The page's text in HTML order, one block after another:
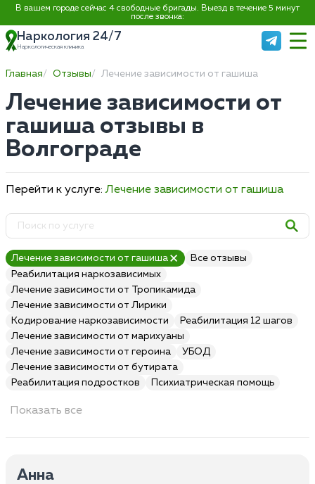
В вашем городе сейчас 4 свободные бригады. Выезд в течение 5 минут
после звонка:
Наркология 24/7
Наркологическая клиника
Главная Отзывы Лечение зависимости от гашиша
Лечение зависимости от
гашиша отзывы в
Волгограде
Перейти к услуге:Лечение зависимости от гашиша
Лечение зависимости от гашиша
Все отзывы
Реабилитация наркозависимых
Лечение зависимости от Тропикамида
Лечение зависимости от Лирики
Кодирование наркозависимости
Реабилитация 12 шагов
Лечение зависимости от марихуаны
Лечение зависимости от героина
УБОД
Лечение зависимости от бутирата
Реабилитация подростков
Психиатрическая помощь
Показать все
Анна